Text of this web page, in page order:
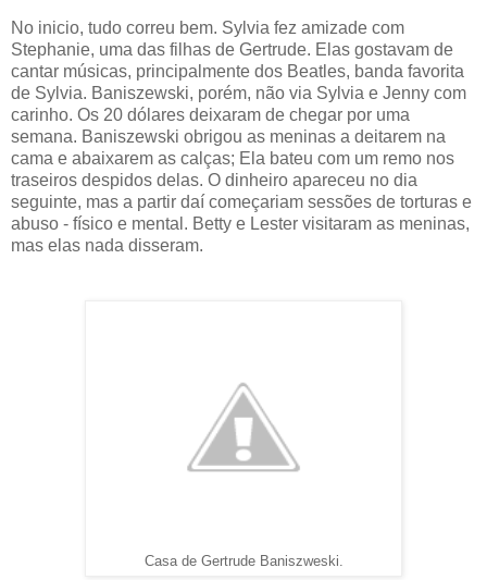
No inicio, tudo correu bem. Sylvia fez amizade com
Stephanie, uma das filhas de Gertrude. Elas gostavam de
cantar músicas, principalmente dos Beatles, banda favorita
de Sylvia. Baniszewski, porém, não via Sylvia e Jenny com
carinho. Os 20 dólares deixaram de chegar por uma
semana. Baniszewski obrigou as meninas a deitarem na
cama e abaixarem as calças; Ela bateu com um remo nos
traseiros despidos delas. O dinheiro apareceu no dia
seguinte, mas a partir daí começariam sessões de torturas e
abuso - físico e mental. Betty e Lester visitaram as meninas,
mas elas nada disseram.
Casa de Gertrude Baniszweski.